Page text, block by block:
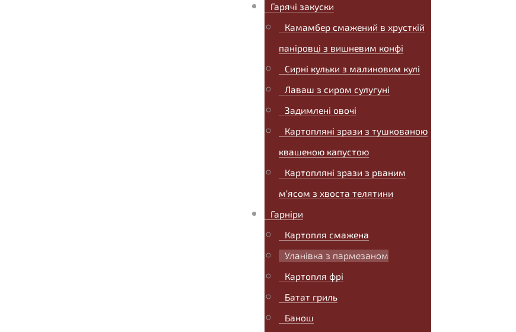
Гарячі закуски
Камамбер смажений в хрусткій
паніровці з вишневим конфі
Сирні кульки з малиновим кулі
Лаваш з сиром сулугуні
Задимлені овочі
Картопляні зрази з тушкованою
квашеною капустою
Картопляні зрази з рваним
м'ясом з хвоста телятини
Гарніри
Картопля смажена
Уланівка з пармезаном
Картопля фрі
Батат гриль
Банош